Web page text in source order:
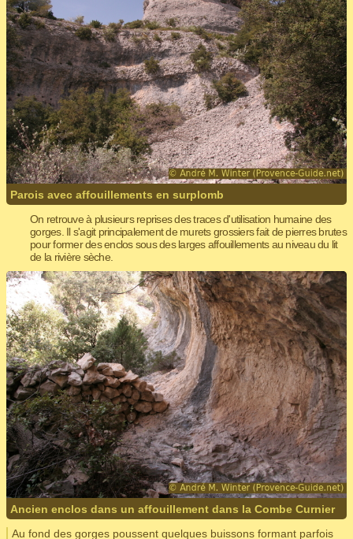
Parois avec affouillements en surplomb
On retrouve à plusieurs reprises des traces d'utilisation humaine des
gorges. Il s'agit principalement de murets grossiers fait de pierres brutes
pour former des enclos sous des larges affouillements au niveau du lit
de la rivière sèche.
Ancien enclos dans un affouillement dans la Combe Curnier
Au fond des gorges poussent quelques buissons formant parfois